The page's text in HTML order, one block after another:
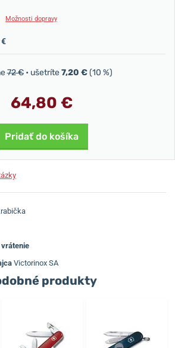
Možnosti dopravy
72 € • ušetríte7,20 €(10 %)
64,80 €
Pridať do košíka
vrátenie
Victorinox SA
produkty